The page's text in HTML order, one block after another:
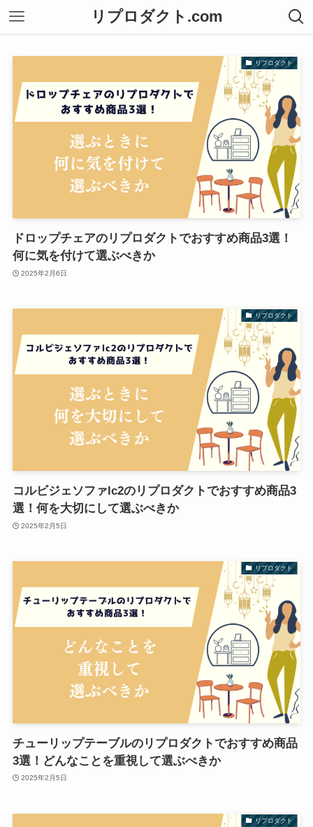
リプロダクト.com
リプロダクト
ドロップチェアのリプロダクトでおすすめ商品3選！
何に気を付けて選ぶべきか
2025年2月6日
リプロダクト
コルビジェソファlc2のリプロダクトでおすすめ商品3
選！何を大切にして選ぶべきか
2025年2月5日
リプロダクト
チューリップテーブルのリプロダクトでおすすめ商品
3選！どんなことを重視して選ぶべきか
2025年2月5日
リプロダクト